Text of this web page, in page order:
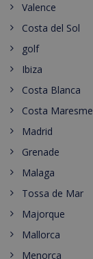
Valence
Costa del Sol
golf
Ibiza
Costa Blanca
Costa Maresme
Madrid
Grenade
Malaga
Tossa de Mar
Majorque
Mallorca
Menorca